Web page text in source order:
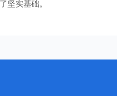
坚实基础。